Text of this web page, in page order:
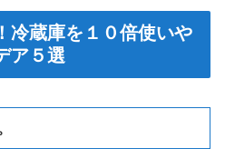
冷蔵庫を１０倍使いや
ア５選